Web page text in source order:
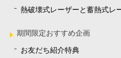
熱破壊式レーザーと蓄熱式レ
期間限定おすすめ企画
お友だち紹介特典